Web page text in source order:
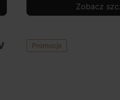
Zobacz
Promocja